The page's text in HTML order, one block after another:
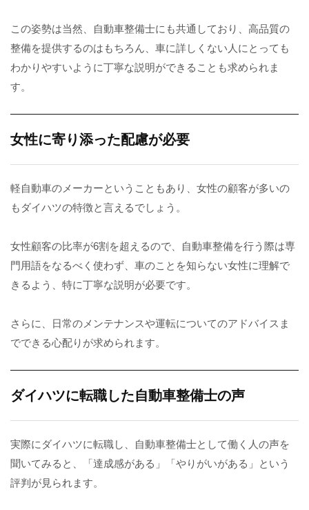
この姿勢は当然、自動車整備士にも共通しており、高品質の
整備を提供するのはもちろん、車に詳しくない人にとっても
わかりやすいように丁寧な説明ができることも求められま
す。
女性に寄り添った配慮が必要
軽自動車のメーカーということもあり、女性の顧客が多いの
もダイハツの特徴と言えるでしょう。
女性顧客の比率が6割を超えるので、自動車整備を行う際は専
門用語をなるべく使わず、車のことを知らない女性に理解で
きるよう、特に丁寧な説明が必要です。
さらに、日常のメンテナンスや運転についてのアドバイスま
でできる心配りが求められます。
ダイハツに転職した自動車整備士の声
実際にダイハツに転職し、自動車整備士として働く人の声を
聞いてみると、「達成感がある」「やりがいがある」という
評判が見られます。